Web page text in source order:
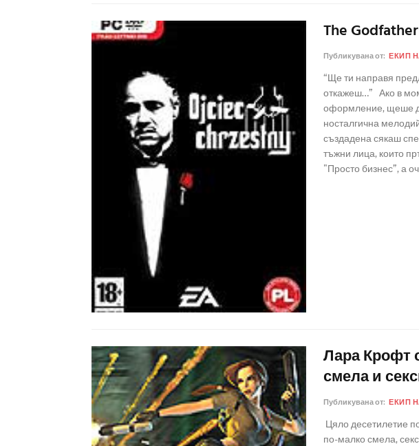
The Godfather
Публикувана от: ЕКИП
“Ще ти направя
откажеш…” Ако в
оформление, щеше
носталгична
създадена сякаш
тъжни лица, които
"Просто бизнес”, а
Лара Крофт
смела и
Публикувана от: ЕКИП
Цяло десетилетие
по-малко смела,